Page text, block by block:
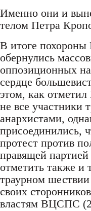
Именно они и
телом Петра
В итоге
обернулись
оппозиционных
сердце
этом, как
не все участники
анархистами,
присоединились,
протест против
правящей
отметить также и
траурном
своих
властям ВЦСПС